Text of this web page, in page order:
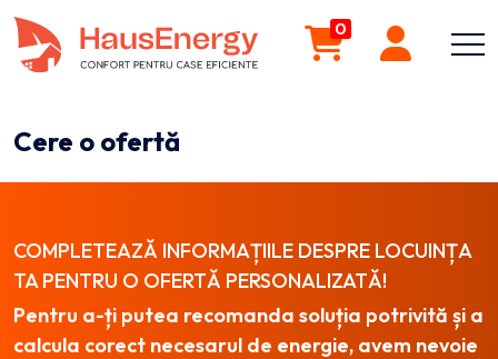
0
Cere o ofertă
COMPLETEAZĂ INFORMAȚIILE DESPRE LOCUINȚA
TA PENTRU O OFERTĂ PERSONALIZATĂ!
Pentru a-ți putea recomanda soluția potrivită și a
calcula corect necesarul de energie, avem nevoie